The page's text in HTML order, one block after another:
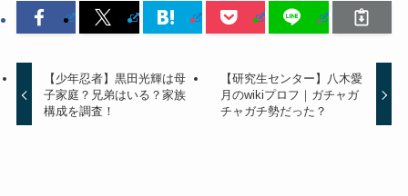
【少年忍者】黒田光輝は母
子家庭？兄弟はいる？家族
構成を調査！
【研究生センター】八木愛
月のwikiプロフ｜ガチャガ
チャガチ勢だった？